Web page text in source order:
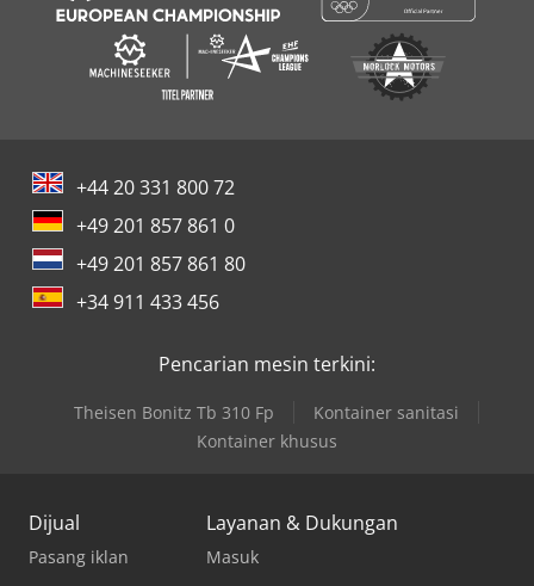
+44 20 331 800 72
+49 201 857 861 0
+49 201 857 861 80
+34 911 433 456
Pencarian mesin terkini:
Theisen Bonitz Tb 310 Fp
Kontainer sanitasi
Kontainer khusus
Dijual
Pasang iklan
Layanan & Dukungan
Masuk